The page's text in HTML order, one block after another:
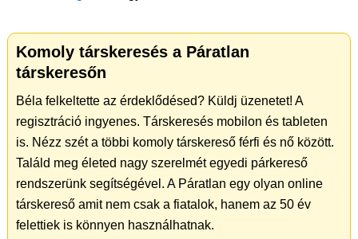
Komoly társkeresés a Páratlan
társkeresőn
Béla felkeltette az érdeklődésed? Küldj üzenetet! A
regisztráció ingyenes. Társkeresés mobilon és tableten
is. Nézz szét a többi komoly társkereső férfi és nő között.
Találd meg életed nagy szerelmét egyedi párkereső
rendszerünk segítségével. A Páratlan egy olyan online
társkereső amit nem csak a fiatalok, hanem az 50 év
felettiek is könnyen használhatnak.